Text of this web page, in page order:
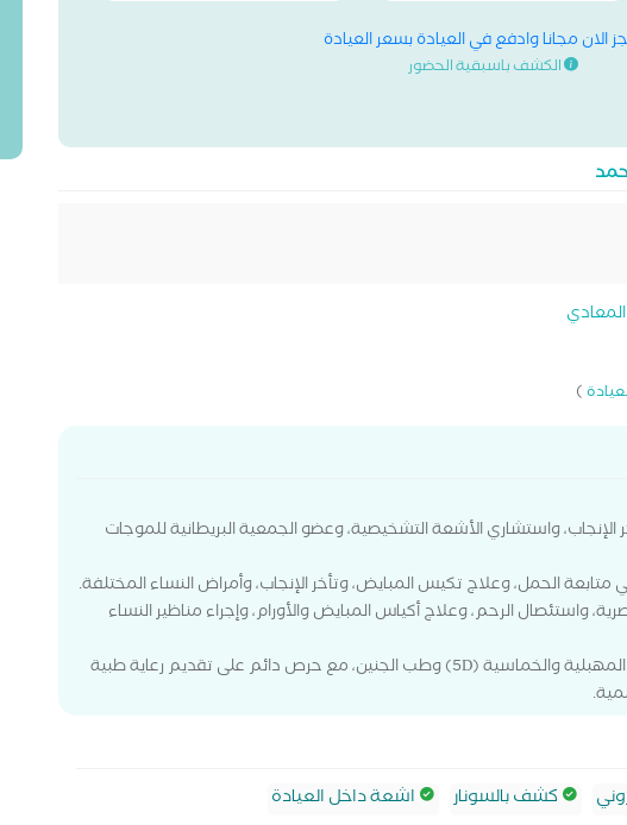
الان مجانا وادفع في العيادة بسعر العيادة
الكشف باسبقية الحضور
المعادي
)
الإنجاب، واستشاري الأشعة التشخيصية، وعضو الجمعية البريطانية للموجات
واستئصال الرحم، وعلاج أكياس المبايض والأورام، وإجراء مناظير النساء
كما تتميز بخبرة متقدمة في الأشعة المهبلية والخماسية (5D) وطب الجنين، مع حرص دائم على تقديم رعاية طبية
كشف بالسونار اشعة داخل العيادة